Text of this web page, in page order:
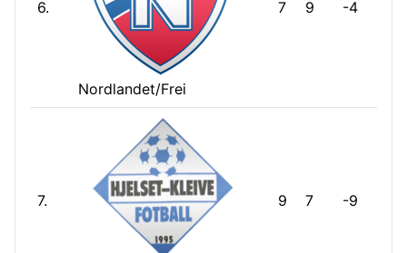
6.
Nordlandet/Frei
7 9 -4
7. 9 7 -9